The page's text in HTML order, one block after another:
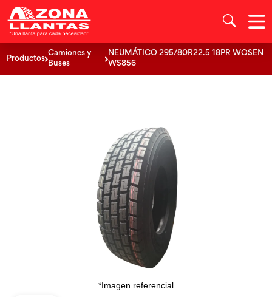
Productos
Camiones y
Buses
NEUMÁTICO 295/80R22.5 18PR WOSEN
WS856
*Imagen referencial